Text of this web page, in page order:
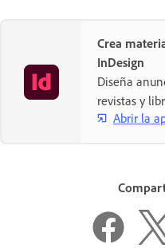
Crea
InDesign
Diseña
revistas y
Abrir la